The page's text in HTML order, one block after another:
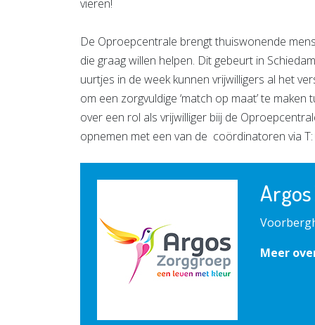
vieren!
De Oproepcentrale brengt thuiswonende
die graag willen helpen. Dit gebeurt in
uurtjes in de week kunnen vrijwilligers al het
om een zorgvuldige ‘match op maat’ te
over een rol als vrijwilliger biij de
opnemen met een van de coördinatoren via T:
Meer